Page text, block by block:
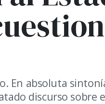
En absoluta
discurso sobre